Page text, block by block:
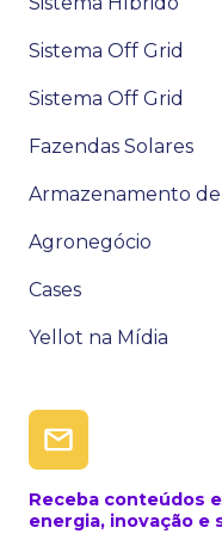
Sistema Off Grid
Sistema Off Grid
Fazendas Solares
Armazenamento
Agronegócio
Cases
Yellot na Mídia
Receba conteúdos
energia, inovação e